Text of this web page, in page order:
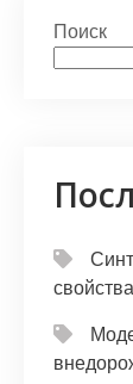
s
A
Поиск